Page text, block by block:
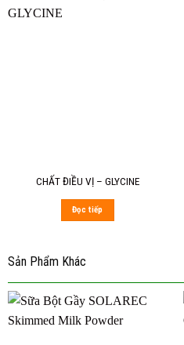
CHẤT ĐIỀU VỊ – GLYCINE
Đọc tiếp
Sản Phẩm Khác